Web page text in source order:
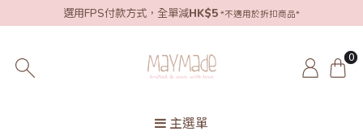
選用FPS付款方式，全單減HK$5 *不適用於折扣商品*
0
主選單